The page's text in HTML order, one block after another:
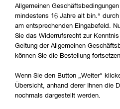
Allgemeinen
mindestens 16 Jahre alt bin.“
am entsprechenden Eingabefeld.
Sie das Widerrufsrecht zur
Geltung der Allgemeinen
können Sie die Bestellung
Wenn Sie den Button „Weiter“
Übersicht, anhand derer Ihnen die
nochmals dargestellt werden.